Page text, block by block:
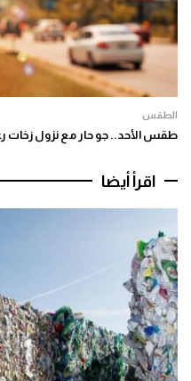
الطقس
طقس الأحد.. جو حار مع نزول زخات
اقرأ أيضا